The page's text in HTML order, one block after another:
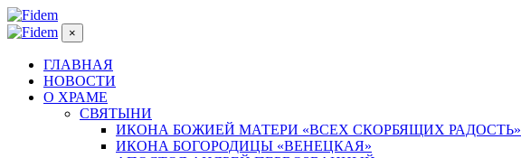
×
ГЛАВНАЯ
НОВОСТИ
О ХРАМЕ
СВЯТЫНИ
ИКОНА БОЖИЕЙ МАТЕРИ «ВСЕХ СКОРБЯЩИХ РАДОСТЬ»
ИКОНА БОГОРОДИЦЫ «ВЕНЕЦКАЯ»